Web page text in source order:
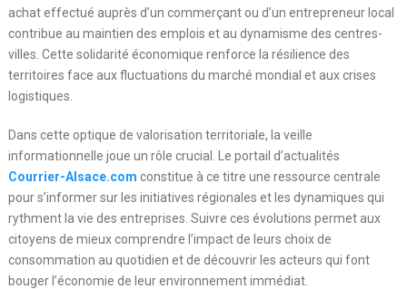
achat effectué auprès d’un commerçant ou d’un entrepreneur local
contribue au maintien des emplois et au dynamisme des centres-
villes. Cette solidarité économique renforce la résilience des
territoires face aux fluctuations du marché mondial et aux crises
logistiques.
Dans cette optique de valorisation territoriale, la veille
informationnelle joue un rôle crucial. Le portail d’actualités
Courrier-Alsace.com constitue à ce titre une ressource centrale
pour s’informer sur les initiatives régionales et les dynamiques qui
rythment la vie des entreprises. Suivre ces évolutions permet aux
citoyens de mieux comprendre l’impact de leurs choix de
consommation au quotidien et de découvrir les acteurs qui font
bouger l’économie de leur environnement immédiat.